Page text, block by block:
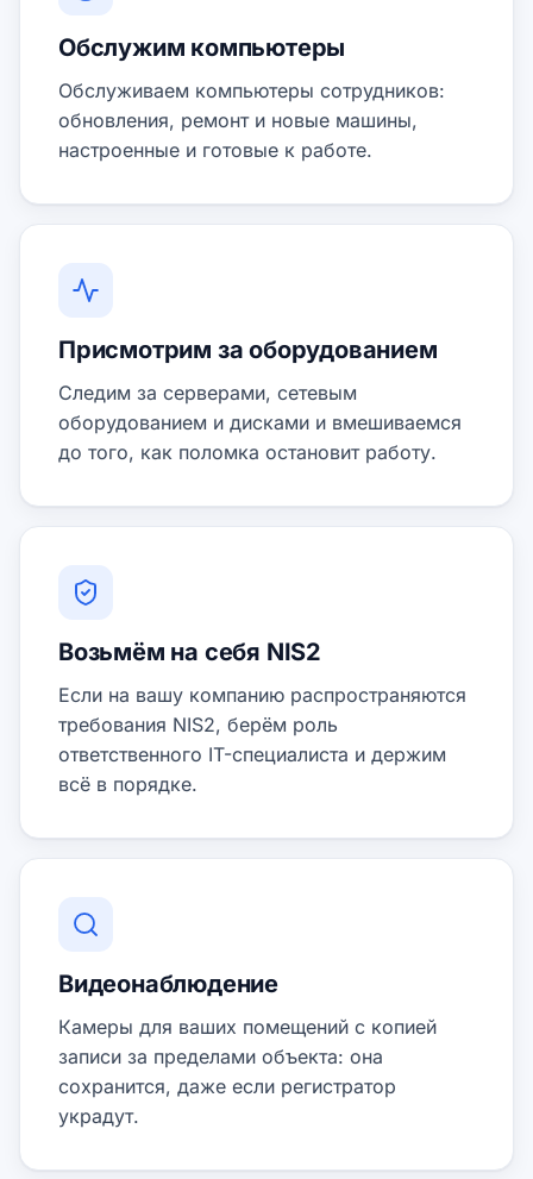
Обслужим компьютеры
Обслуживаем компьютеры сотрудников:
обновления, ремонт и новые машины,
настроенные и готовые к работе.
Присмотрим за оборудованием
Следим за серверами, сетевым
оборудованием и дисками и вмешиваемся
до того, как поломка остановит работу.
Возьмём на себя NIS2
Если на вашу компанию распространяются
требования NIS2, берём роль
ответственного IT-специалиста и держим
всё в порядке.
Видеонаблюдение
Камеры для ваших помещений с копией
записи за пределами объекта: она
сохранится, даже если регистратор
украдут.